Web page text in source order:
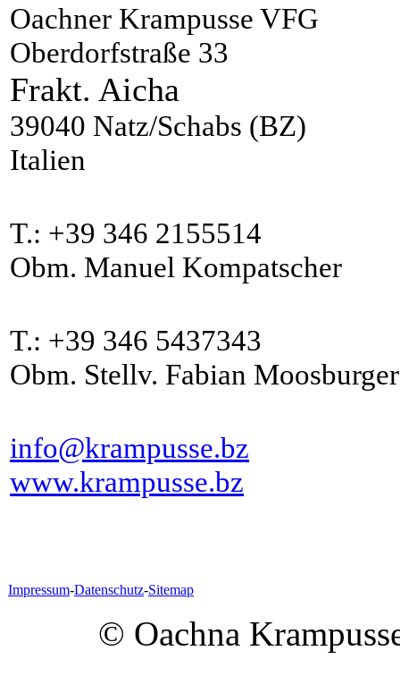
Oachner Krampusse VFG
Oberdorfstraße 33
Frakt. Aicha
39040 Natz/Schabs (BZ)
Italien
T.: +39 346 2155514
Obm. Manuel Kompatscher
T.: +39 346 5437343
Obm. Stellv. Fabian Moosburger
info@krampusse.bz
www.krampusse.bz
Impressum-Datenschutz-Sitemap
© Oachna